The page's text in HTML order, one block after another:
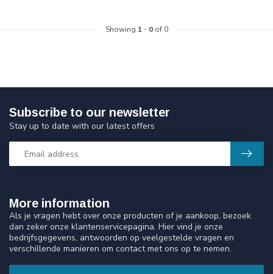
Showing 1 - 0of 0
More information
Als je vragen hebt over onze producten of je aankoop, bezoek
dan zeker onze klantenservicepagina. Hier vind je onze
bedrijfsgegevens, antwoorden op veelgestelde vragen en
verschillende manieren om contact met ons op te nemen.
Subscribe to our newsletter
Stay up to date with our latest offers